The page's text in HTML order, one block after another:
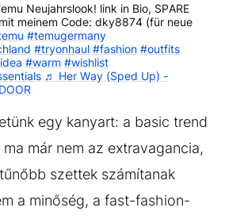
Neujahrslook! link in Bio, SPARE
meinem Code: dky8874 (für neue
#temugermany
#tryonhaul #fashion #outfits
#warm #wishlist
♬ Her Way (Sped Up) -
egy kanyart: a basic trend
már nem az extravagancia,
szettek számítanak
a minőség, a fast-fashion-